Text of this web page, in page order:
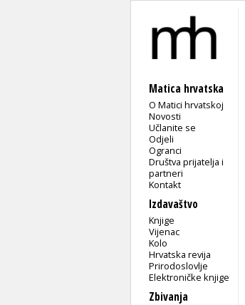
Matica hrvatska
O Matici hrvatskoj
Novosti
Učlanite se
Odjeli
Ogranci
Društva prijatelja i
partneri
Kontakt
Izdavaštvo
Knjige
Vijenac
Kolo
Hrvatska revija
Prirodoslovlje
Elektroničke knjige
Zbivanja